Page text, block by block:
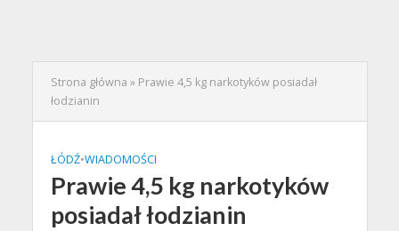
Strona główna » Prawie 4,5 kg narkotyków posiadał
łodzianin
ŁÓDŹ•WIADOMOŚCI
Prawie 4,5 kg narkotyków
posiadał łodzianin